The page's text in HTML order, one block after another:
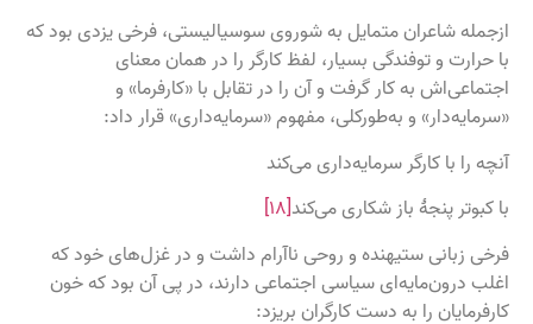
ازجمله شاعران متمایل به شوروی سوسیالیستی، فرخی یزدی بود که
با حرارت و توفندگی بسیار، لفظ کارگر را در همان معنای
اجتماعی‌اش به کار گرفت و آن را در تقابل با «کارفرما» و
«سرمایه‌دار» و به‌طورکلی، مفهوم «سرمایه‌داری» قرار داد:
آنچه را با کارگر سرمایه‌داری می‌کند
با کبوتر پنجهٔ باز شکاری می‌کند
فرخی زبانی ستیهنده و روحی ناآرام داشت و در غزل‌های خود که
اغلب درون‌مایه‌ای سیاسی اجتماعی دارند، در پی آن بود که خون
کارفرمایان را به دست کارگران بریزد: